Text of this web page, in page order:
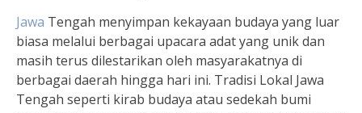
Jawa Tengah menyimpan kekayaan budaya yang luar
biasa melalui berbagai upacara adat yang unik dan
masih terus dilestarikan oleh masyarakatnya di
berbagai daerah hingga hari ini. Tradisi Lokal Jawa
Tengah seperti kirab budaya atau sedekah bumi